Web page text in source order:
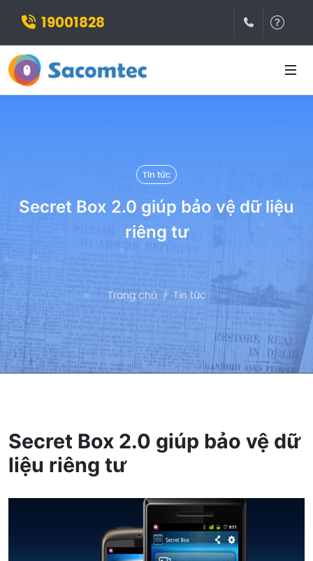
19001828
Tin tức
Secret Box 2.0 giúp bảo vệ dữ liệu
riêng tư
Trang chủ Tin tức
Secret Box 2.0 giúp bảo vệ dữ
liệu riêng tư